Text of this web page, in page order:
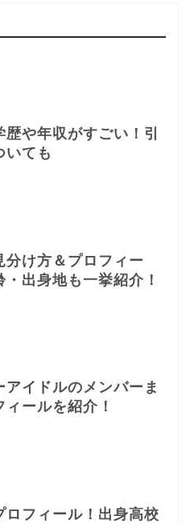
や年収がすごい！引
いても
分け方＆プロフィー
出身地も一挙紹介！
アイドルのメンバーま
ールを紹介！
ロフィール！出身高校